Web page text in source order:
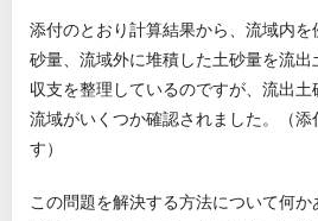
添付のとおり計算結果から、流域内
砂量、流域外に堆積した土砂量を流
収支を整理しているのですが、流出土
流域がいくつか確認されました。（添
す）
この問題を解決する方法について何